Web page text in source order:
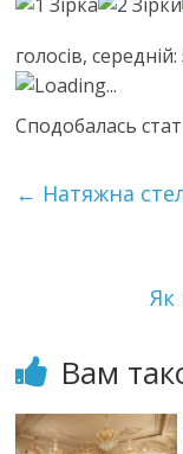
голосів, середній:
Loading...
Сподобалась
← Натяжна
Як
Вам